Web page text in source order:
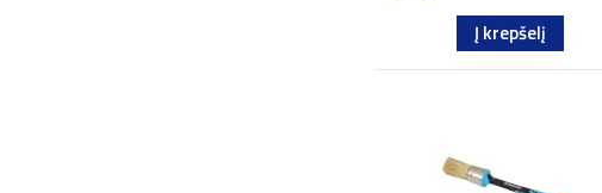
Į krepšelį